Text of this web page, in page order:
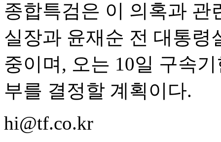
종합특검은 이 의혹과 관
실장과 윤재순 전 대통령
중이며, 오는 10일 구속
부를 결정할 계획이다.
hi@tf.co.kr